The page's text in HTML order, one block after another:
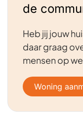
de
Heb jij jouw
daar graag
mensen op
Woning